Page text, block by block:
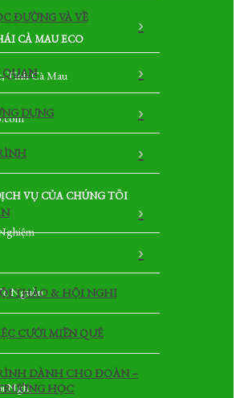
ĐƯỜNG VÀ VỀ
DỤNG
THẢO & HỘI NGHỊ
CƯỚI MIỀN QUÊ
DÀNH CHO ĐOÀN –
HỌC
CÀ MAU ECO
Tỉnh Cà Mau
VỤ CỦA CHÚNG TÔI
Nguồn
Nghị